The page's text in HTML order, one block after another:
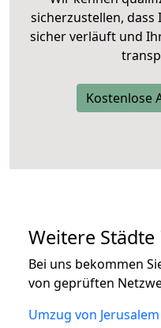
sicherzustellen,
sicher verläuft und
Kostenlose
Weitere Städte
Bei uns bekommen
von geprüften
Umzug von